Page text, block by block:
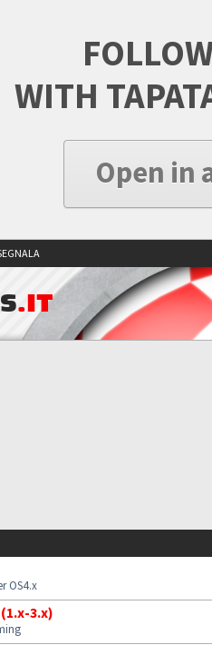
WITH
Open in
.IT
OS4.x
3.x)